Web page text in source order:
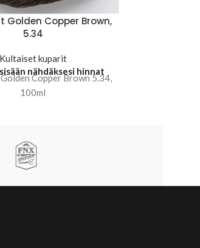
Golden Copper Brown,
5.34
Kultaiset kuparit
nähdäksesi hinnat
Copper Brown 5.34,
100ml